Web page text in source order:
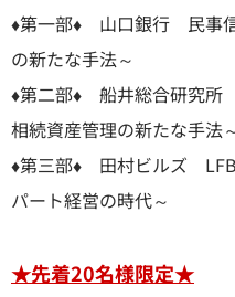
♦第一部♦ 山口銀行 民事
の新たな手法～
♦第二部♦ 船井総合研究
相続資産管理の新たな手法
♦第三部♦ 田村ビルズ
パート経営の時代～
★先着20名様限定★